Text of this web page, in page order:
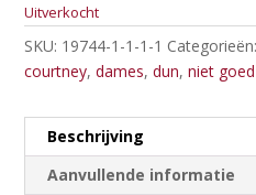
Uitverkocht
SKU: 19744-1-1-1-1 Categorieën:
courtney,dames,dun,niet
Beschrijving
Aanvullende informatie